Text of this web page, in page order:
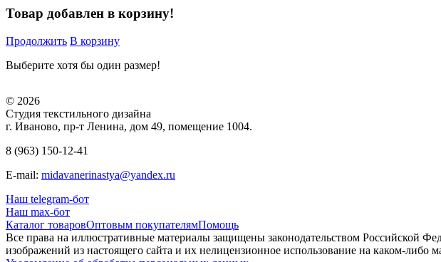
Товар добавлен в корзину!
Продолжить В корзину
Выберите хотя бы один размер!
© 2026
Студия текстильного дизайна
г. Иваново, пр-т Ленина, дом 49, помещение 1004.
8 (963) 150-12-41
E-mail: midavanerinastya@yandex.ru
Наш telegram-бот
Наш max-бот
Каталог товаровОптовым покупателямПомощь
Все права на иллюстративные материалы защищены законодательством Российской
изображений из настоящего сайта и их нелицензионное использование на каком-либо